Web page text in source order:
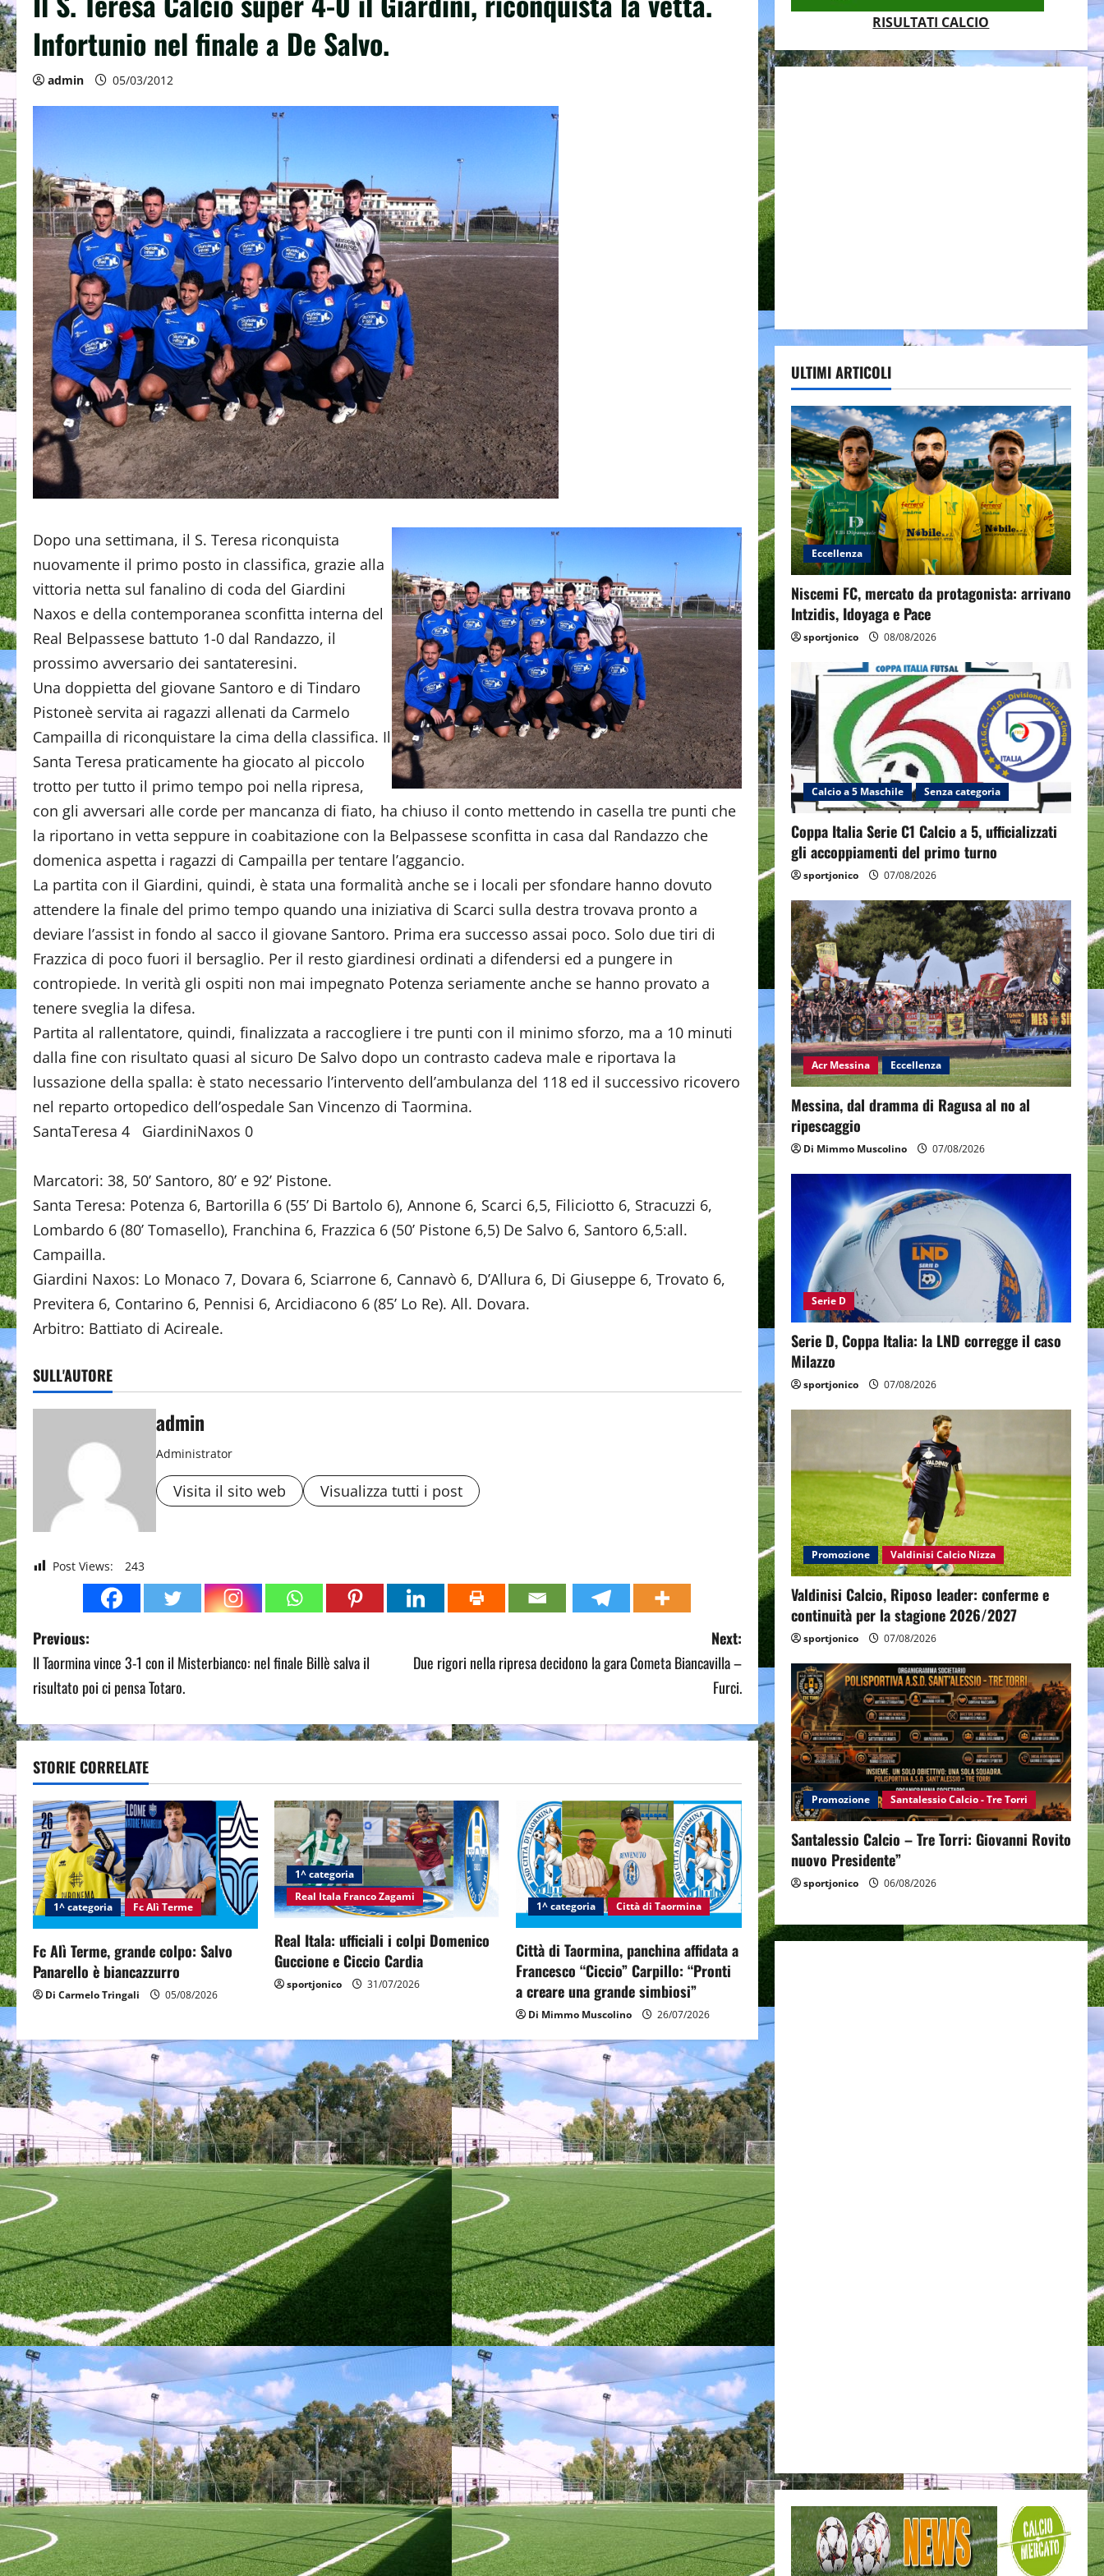
Infortunio nel finale a De Salvo.
admin 05/03/2012
Dopo una settimana, il S. Teresa riconquista
nuovamente il primo posto in classifica, grazie alla
vittoria netta sul fanalino di coda del Giardini
Naxos e della contemporanea sconfitta interna del
Real Belpassese battuto 1-0 dal Randazzo, il
prossimo avversario dei santateresini.
Una doppietta del giovane Santoro e di Tindaro
Pistoneè servita ai ragazzi allenati da Carmelo
Campailla di riconquistare la cima della classifica. Il
Santa Teresa praticamente ha giocato al piccolo
trotto per tutto il primo tempo poi nella ripresa,
con gli avversari alle corde per mancanza di fiato, ha chiuso il conto mettendo in casella tre punti che
la riportano in vetta seppure in coabitazione con la Belpassese sconfitta in casa dal Randazzo che
domenica aspetta i ragazzi di Campailla per tentare l’aggancio.
La partita con il Giardini, quindi, è stata una formalità anche se i locali per sfondare hanno dovuto
attendere la finale del primo tempo quando una iniziativa di Scarci sulla destra trovava pronto a
deviare l’assist in fondo al sacco il giovane Santoro. Prima era successo assai poco. Solo due tiri di
Frazzica di poco fuori il bersaglio. Per il resto giardinesi ordinati a difendersi ed a pungere in
contropiede. In verità gli ospiti non mai impegnato Potenza seriamente anche se hanno provato a
tenere sveglia la difesa.
Partita al rallentatore, quindi, finalizzata a raccogliere i tre punti con il minimo sforzo, ma a 10 minuti
dalla fine con risultato quasi al sicuro De Salvo dopo un contrasto cadeva male e riportava la
lussazione della spalla: è stato necessario l’intervento dell’ambulanza del 118 ed il successivo ricovero
nel reparto ortopedico dell’ospedale San Vincenzo di Taormina.
SantaTeresa 4 GiardiniNaxos 0
Marcatori: 38, 50’ Santoro, 80’ e 92’ Pistone.
Santa Teresa: Potenza 6, Bartorilla 6 (55’ Di Bartolo 6), Annone 6, Scarci 6,5, Filiciotto 6, Stracuzzi 6,
Lombardo 6 (80’ Tomasello), Franchina 6, Frazzica 6 (50’ Pistone 6,5) De Salvo 6, Santoro 6,5:all.
Campailla.
Giardini Naxos: Lo Monaco 7, Dovara 6, Sciarrone 6, Cannavò 6, D’Allura 6, Di Giuseppe 6, Trovato 6,
Previtera 6, Contarino 6, Pennisi 6, Arcidiacono 6 (85’ Lo Re). All. Dovara.
Arbitro: Battiato di Acireale.
SULL'AUTORE
admin
Administrator
Visita il sito web Visualizza tutti i post
Post Views: 243
P
o
t
n
a
v
i
g
a
t
o
n
Previous:
Il Taormina vince 3-1 con il Misterbianco: nel finale Billè salva il
risultato poi ci pensa Totaro.
Next:
Due rigori nella ripresa decidono la gara Cometa Biancavilla –
Furci.
STORIE CORRELATE
1^ categoria Fc Alì Terme
Fc Alì Terme, grande colpo: Salvo
Panarello è biancazzurro
Di Carmelo Tringali 05/08/2026
1^ categoria
Real Itala Franco Zagami
Real Itala: ufficiali i colpi Domenico
Guccione e Ciccio Cardia
sportjonico 31/07/2026
1^ categoria Città di Taormina
Città di Taormina, panchina affidata a
Francesco “Ciccio” Carpillo: “Pronti
a creare una grande simbiosi”
Di Mimmo Muscolino 26/07/2026
RISULTATI CALCIO
ULTIMI ARTICOLI
Eccellenza
Niscemi FC, mercato da protagonista: arrivano
Intzidis, Idoyaga e Pace
sportjonico 08/08/2026
Calcio a 5 Maschile Senza categoria
Coppa Italia Serie C1 Calcio a 5, ufficializzati
gli accoppiamenti del primo turno
sportjonico 07/08/2026
Acr Messina Eccellenza
Messina, dal dramma di Ragusa al no al
ripescaggio
Di Mimmo Muscolino 07/08/2026
Serie D
Serie D, Coppa Italia: la LND corregge il caso
Milazzo
sportjonico 07/08/2026
Promozione Valdinisi Calcio Nizza
Valdinisi Calcio, Riposo leader: conferme e
continuità per la stagione 2026/2027
sportjonico 07/08/2026
Promozione Santalessio Calcio - Tre Torri
Santalessio Calcio – Tre Torri: Giovanni Rovito
nuovo Presidente”
sportjonico 06/08/2026